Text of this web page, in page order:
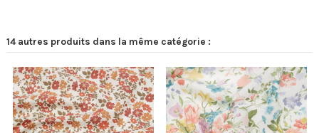
14 autres produits dans la même catégorie :